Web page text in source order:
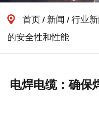
首页/ 新闻 /行业
的安全性和性能
电焊电缆：确保